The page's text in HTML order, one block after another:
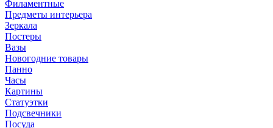
Филаментные
Предметы интерьера
Зеркала
Постеры
Вазы
Новогодние товары
Панно
Часы
Картины
Статуэтки
Подсвечники
Посуда